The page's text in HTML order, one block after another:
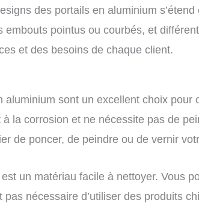
des portails en aluminium
embouts pointus ou courbés, et
et des besoins de chaque client.
aluminium sont un excellent choix pour
la corrosion et ne nécessite pas de
de poncer, de peindre ou de vernir
est un matériau facile à nettoyer. Vous
pas nécessaire d’utiliser des produits